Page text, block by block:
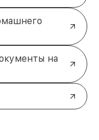
на